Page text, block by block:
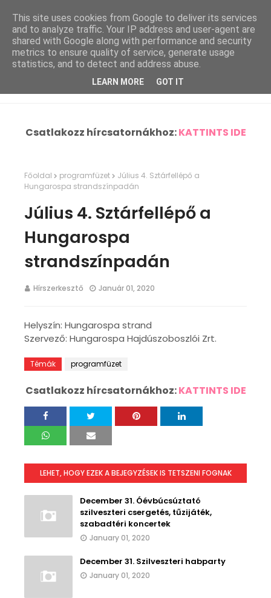
Csatlakozz hírcsatornákhoz:KATTINTS IDE
Főoldal programfüzet
Július 4. Sztárfellépő a
Hungarospa strandszínpadán
Július 4. Sztárfellépő a
Hungarospa
strandszínpadán
Hírszerkesztő Január 01, 2020
Helyszín: Hungarospa strand
Szervező: Hungarospa Hajdúszoboszlói Zrt.
Témák programfüzet
Csatlakozz hírcsatornákhoz:KATTINTS IDE
LEHET, HOGY EZEK A BEJEGYZÉSEK IS TETSZENI FOGNAK
December 31. Óévbúcsúztató
szilveszteri csergetés, tűzijáték,
szabadtéri koncertek
January 01, 2020
December 31. Szilveszteri habparty
January 01, 2020
This site uses cookies from Google to deliver its services
and to analyze traffic. Your IP address and user-agent are
shared with Google along with performance and security
metrics to ensure quality of service, generate usage
statistics, and to detect and address abuse.
LEARN MORE GOT IT